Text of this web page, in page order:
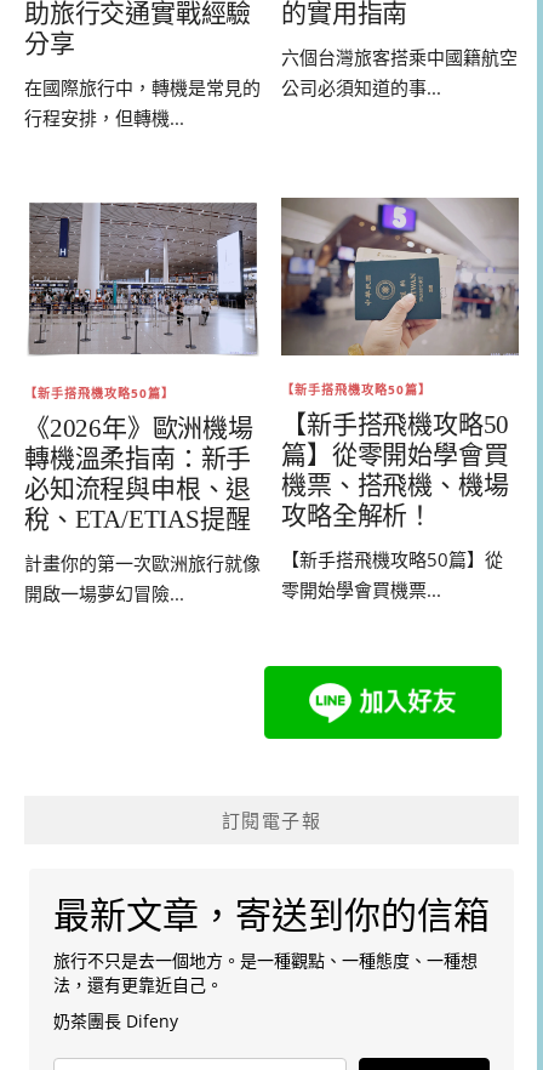
助旅行交通實戰經驗
分享
在國際旅行中，轉機是常見的
行程安排，但轉機...
的實用指南
六個台灣旅客搭乘中國籍航空
公司必須知道的事...
【新手搭飛機攻略50篇】
《2026年》歐洲機場
轉機溫柔指南：新手
必知流程與申根、退
稅、ETA/ETIAS提醒
計畫你的第一次歐洲旅行就像
開啟一場夢幻冒險...
【新手搭飛機攻略50篇】
【新手搭飛機攻略50
篇】從零開始學會買
機票、搭飛機、機場
攻略全解析！
【新手搭飛機攻略50篇】從
零開始學會買機票...
訂閱電子報
最新文章，寄送到你的信箱
旅行不只是去一個地方。是一種觀點、一種態度、一種想
法，還有更靠近自己。
奶茶團長 Difeny